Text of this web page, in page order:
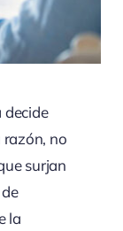
decide
razón, no
surjan
la